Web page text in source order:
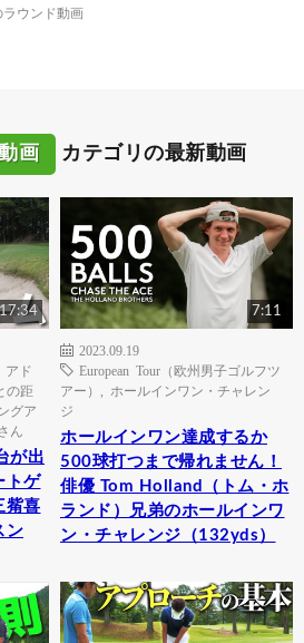
ラウンド動画
画 カテゴリの最新動画
17:34
アド
の距
グア
ん
が出
トゲ
觜喜
ン
7:11
2023.09.19
European Tour（欧州男子ゴルフツ
アー）
ホールインワン・チャレン
ジ
ホールインワン達成するか
500球打つまで帰れません！
俳優 Tom Holland（トム・ホ
ランド）兄弟のホールインワ
ン・チャレンジ（132yds）